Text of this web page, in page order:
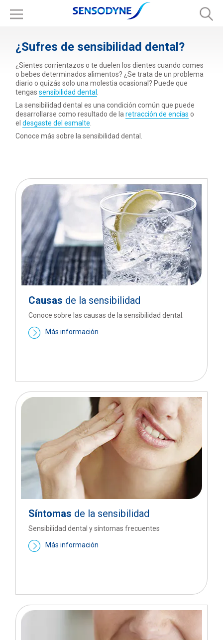
¿Sufres de sensibilidad dental?
¿Sientes corrientazos o te duelen los dientes cuando comes
o bebes determinados alimentos? ¿Se trata de un problema
diario o quizás solo una molestia ocasional? Puede que
tengassensibilidad dental
La sensibilidad dental es una condición común que puede
desarrollarse como resultado de laretracción de encías o
eldesgaste del esmalte
Conoce más sobre la sensibilidad dental.
Causas de la sensibilidad
Conoce sobre las causas de la sensibilidad dental.
Más información
Síntomas de la sensibilidad
Sensibilidad dental y síntomas frecuentes
Más información